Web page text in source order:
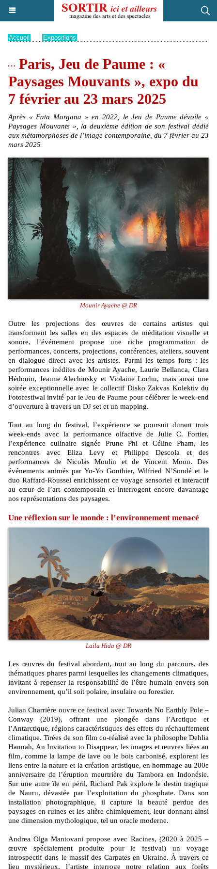
Accueil Expositions
Paris, Jeu de Paume : «
Paysages Mouvants », expo du
7 février au 23 mars 2025
Après « Fata Morgana » en 2022, le Jeu de Paume dévoile «
Paysages Mouvants », la deuxième édition de son festival dédié
aux métamorphoses de l’image contemporaine, du 7 février au 23
mars 2025
Mounir Ayache @ DR
Outre les projections des œuvres de certains artistes qui
transforment les salles en des espaces de méditation visuelle et
sonore, l’événement propose une riche programmation de
performances, concerts, projections, conférences, ateliers, souvent
en dialogue direct avec les artistes. Parmi les temps forts : les
performances inédites de Mounir Ayache, Laurie Bellanca, Clara
Hédouin, Jeanne Alechinsky et Violaine Lochu, mais aussi une
soirée exceptionnelle avec le collectif Disko Zakvas Kolektiv du
Fotofestiwal invité par le Jeu de Paume pour célébrer le week-end
d’ouverture à travers un DJ set et un mapping.
Tout au long du festival, l’expérience se poursuit durant trois
week-ends avec la performance olfactive de Julie C. Fortier,
l’expérience culinaire signée Prune Phi et Céline Pham, les
rencontres avec Eliza Levy et Philippe Descola et des
performances de Nicolas Moulin et de Vincent Moon. Des
événements animés par Yo-Yo Gonthier, Wilfried N’Sondé et le
duo Raffard-Roussel enrichissent ce voyage sensoriel et interactif
au cœur de l’art contemporain et interrogent encore davantage
nos représentations des paysages.
Une réflexion sur le monde : l’environnement menacé
Laila Hida @ DR
Les œuvres du festival abordent, tout au long du parcours, des
thématiques phares parmi lesquelles les changements climatiques,
invitant à repenser la responsabilité de l’être humain envers son
environnement, qu’il soit polaire, insulaire ou forestier.
Julian Charrière ouvre ce festival avec Towards No Earthly Pole –
Conway (2019), offrant une plongée dans l’Arctique et
l’Antarctique, régions caractéristiques des effets du réchauffement
climatique. Tirées de son film co-réalisé avec la philosophe Dehlia
Hannah, An Invitation to Disappear, les images et œuvres liées au
film, comme la lampe de lave ou le bois carbonisé, explorent les
liens entre la nature et la création artistique, en hommage au 200e
anniversaire de l’éruption meurtrière du Tambora en Indonésie.
Sur une autre île en péril, Richard Pak explore le destin tragique
de Nauru, dévastée par l’exploitation du phosphate. Dans son
installation photographique, il capture la beauté perdue des
paysages en ruines et les altère chimiquement, leur donnant ainsi
une dimension mythologique, tel un oracle moderne.
Andrea Olga Mantovani propose avec Racines, (2020 à 2025 –
œuvre spécialement produite pour le festival) un voyage
introspectif dans le massif des Carpates en Ukraine. À travers ce
lieu mystérieux, l’artiste interroge notre relation aux forêts